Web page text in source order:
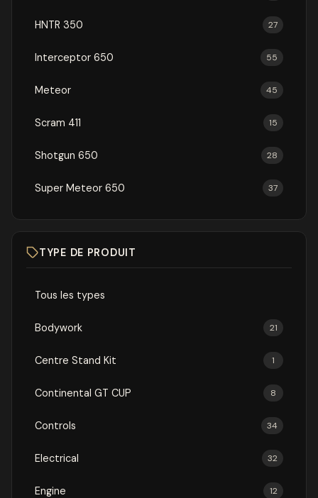
HNTR 350 27
Interceptor 650 55
Meteor 45
Scram 411 15
Shotgun 650 28
Super Meteor 650 37
TYPE DE PRODUIT
Tous les types
Bodywork 21
Centre Stand Kit 1
Continental GT CUP 8
Controls 34
Electrical 32
Engine 12